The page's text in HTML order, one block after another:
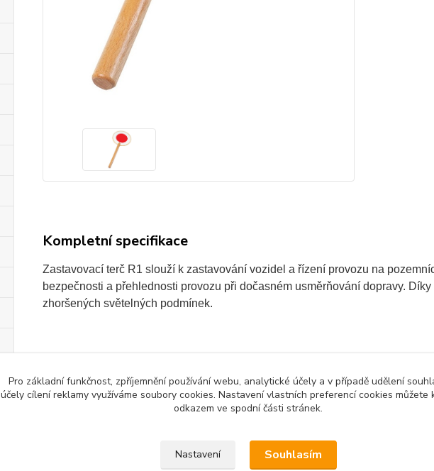
Kompletní specifikace
Zastavovací terč R1 slouží k zastavování vozidel a řízení provozu na
bezpečnosti a přehlednosti provozu při dočasném usměrňování dopravy.
zhoršených světelných podmínek.
Zboží zařazeno v kategoriích
Pro základní funkčnost, zpříjemnění používání webu, analytické účely a v případě udělení
účely cílení reklamy využíváme soubory cookies. Nastavení vlastních preferencí cookies můžete
odkazem ve spodní části stránek.
Nastavení Souhlasím